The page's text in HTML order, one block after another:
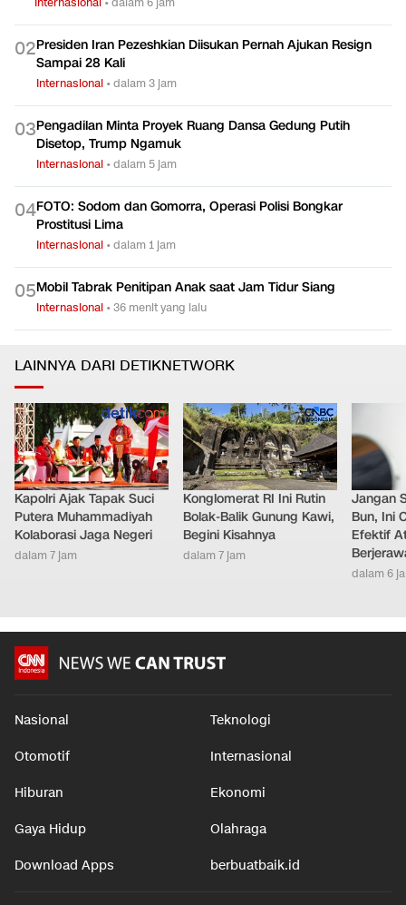
02Presiden Iran Pezeshkian Diisukan Pernah Ajukan Resign
Sampai 28 Kali
Internasional •dalam 3 jam
03Pengadilan Minta Proyek Ruang Dansa Gedung Putih
Disetop, Trump Ngamuk
Internasional •dalam 5 jam
04FOTO: Sodom dan Gomorra, Operasi Polisi Bongkar
Prostitusi Lima
Internasional •dalam 1 jam
05Mobil Tabrak Penitipan Anak saat Jam Tidur Siang
Internasional •36 menit yang lalu
LAINNYA DARI DETIKNETWORK
Kapolri Ajak Tapak Suci
Putera Muhammadiyah
Kolaborasi Jaga Negeri
dalam 7 jam
Konglomerat RI Ini Rutin
Bolak-Balik Gunung Kawi,
Begini Kisahnya
dalam 7 jam
Jangan
Bun, Ini
Efektif
dalam 6
Nasional Teknologi
Otomotif Internasional
Hiburan Ekonomi
Gaya Hidup Olahraga
Download Apps berbuatbaik.id